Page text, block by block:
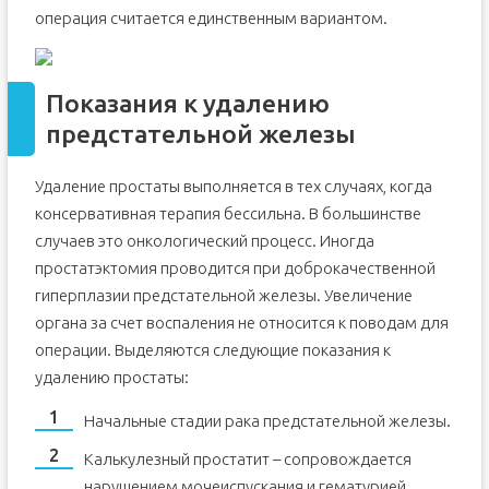
операция считается единственным вариантом.
Показания к удалению
предстательной железы
Удаление простаты выполняется в тех случаях, когда
консервативная терапия бессильна. В большинстве
случаев это онкологический процесс. Иногда
простатэктомия проводится при доброкачественной
гиперплазии предстательной железы. Увеличение
органа за счет воспаления не относится к поводам для
операции. Выделяются следующие показания к
удалению простаты:
Начальные стадии рака предстательной железы.
Калькулезный простатит – сопровождается